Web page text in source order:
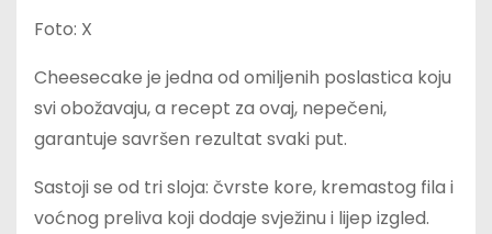
Foto: X
Cheesecake je jedna od omiljenih poslastica koju
svi obožavaju, a recept za ovaj, nepečeni,
garantuje savršen rezultat svaki put.
Sastoji se od tri sloja: čvrste kore, kremastog fila i
voćnog preliva koji dodaje svježinu i lijep izgled.